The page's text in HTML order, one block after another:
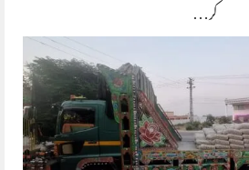
کر…